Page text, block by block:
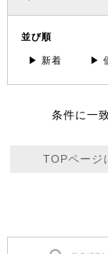
並び順
▶ 新着 ▶
条件に一
TOPページ